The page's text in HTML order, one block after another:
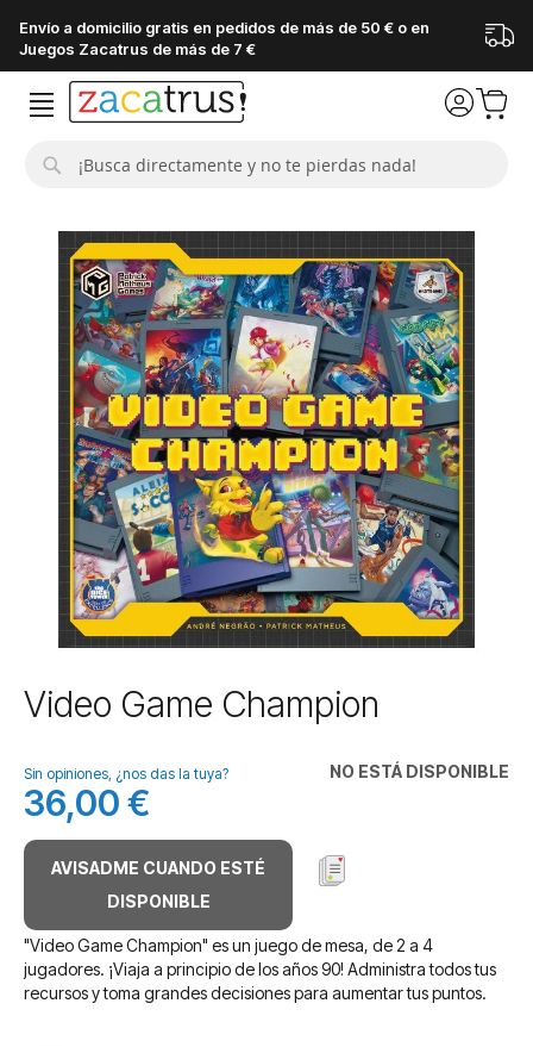
Envío a domicilio gratis en pedidos de más de 50 € o en
Juegos Zacatrus de más de 7 €
galería
imágenes
Saltar
al
de
la
galería
de
imágenes
Video Game Champion
NO ESTÁ DISPONIBLE
Sin opiniones, ¿nos das la tuya?
36,00 €
AVISADME CUANDO ESTÉ
DISPONIBLE
"Video Game Champion" es un juego de mesa, de 2 a 4
jugadores. ¡Viaja a principio de los años 90! Administra todos tus
recursos y toma grandes decisiones para aumentar tus puntos.